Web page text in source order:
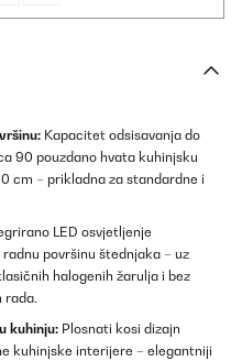
Kapacitet odsisavanja do
90 pouzdano hvata kuhinjsku
cm – prikladna za standardne i
LED osvjetljenje
površinu štednjaka – uz
halogenih žarulja i bez
rada.
kuhinju: Plosnati kosi dizajn
kuhinjske interijere – elegantniji